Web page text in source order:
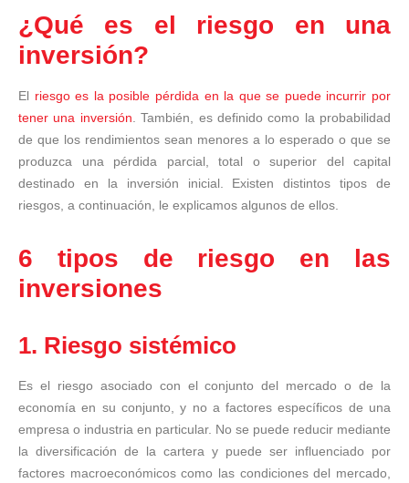
¿Qué es el riesgo en una
inversión?
El riesgo es la posible pérdida en la que se puede incurrir por
tener una inversión. También, es definido como la probabilidad
de que los rendimientos sean menores a lo esperado o que se
produzca una pérdida parcial, total o superior del capital
destinado en la inversión inicial. Existen distintos tipos de
riesgos, a continuación, le explicamos algunos de ellos.
6 tipos de riesgo en las
inversiones
1. Riesgo sistémico
Es el riesgo asociado con el conjunto del mercado o de la
economía en su conjunto, y no a factores específicos de una
empresa o industria en particular. No se puede reducir mediante
la diversificación de la cartera y puede ser influenciado por
factores macroeconómicos como las condiciones del mercado,